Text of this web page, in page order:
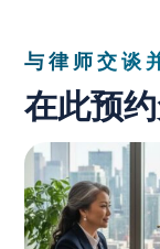
与律师交谈
在此预